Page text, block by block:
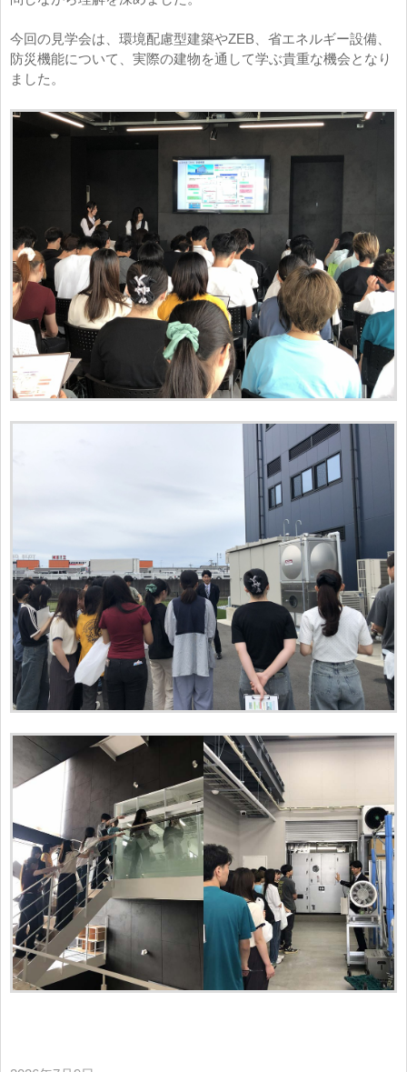
今回の見学会は、環境配慮型建築やZEB、省エネルギー設備、
防災機能について、実際の建物を通して学ぶ貴重な機会となり
ました。